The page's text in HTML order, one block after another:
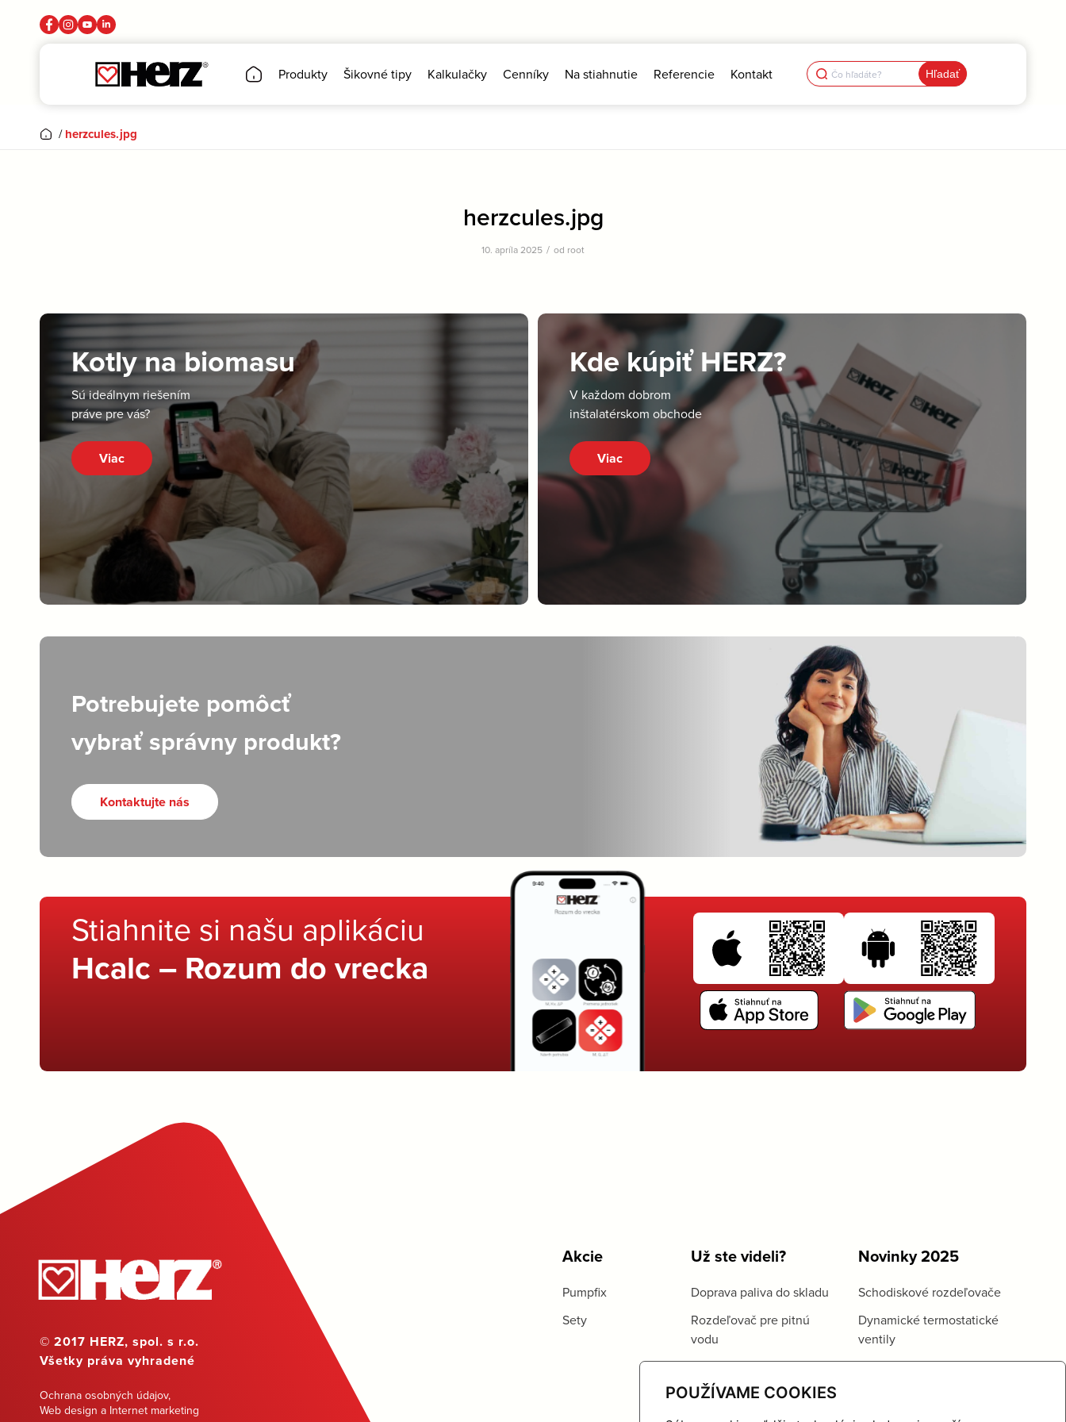
POUŽÍVAME COOKIES
Produkty Šikovné tipy Kalkulačky Cenníky Na stiahnutie Referencie Kontakt Search
for:
/ herzcules.jpg
herzcules.jpg
10. apríla 2025 / od root
Kotly na biomasu
Sú ideálnym riešením
práve pre vás?
Viac
Kde kúpiť HERZ?
V každom dobrom
inštalatérskom obchode
Viac
Potrebujete pomôcť
vybrať správny produkt?
Kontaktujte nás
Stiahnite si našu aplikáciu
Hcalc – Rozum do vrecka
© 2017 HERZ, spol. s r.o.
Všetky práva vyhradené
Ochrana osobných údajov,
Web design a Internet marketing
Akcie
Pumpfix
Sety
Už ste videli?
Doprava paliva do skladu
Rozdeľovač pre pitnú
vodu
Novinky 2025
Schodiskové rozdeľovače
Dynamické termostatické
ventily